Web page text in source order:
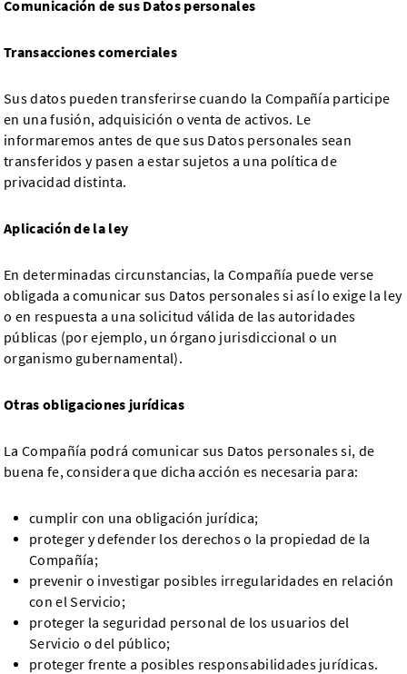
Comunicación de sus Datos personales
Transacciones comerciales
Sus datos pueden transferirse cuando la Compañía participe
en una fusión, adquisición o venta de activos. Le
informaremos antes de que sus Datos personales sean
transferidos y pasen a estar sujetos a una política de
privacidad distinta.
Aplicación de la ley
En determinadas circunstancias, la Compañía puede verse
obligada a comunicar sus Datos personales si así lo exige la ley
o en respuesta a una solicitud válida de las autoridades
públicas (por ejemplo, un órgano jurisdiccional o un
organismo gubernamental).
Otras obligaciones jurídicas
La Compañía podrá comunicar sus Datos personales si, de
buena fe, considera que dicha acción es necesaria para:
cumplir con una obligación jurídica;
proteger y defender los derechos o la propiedad de la
Compañía;
prevenir o investigar posibles irregularidades en relación
con el Servicio;
proteger la seguridad personal de los usuarios del
Servicio o del público;
proteger frente a posibles responsabilidades jurídicas.